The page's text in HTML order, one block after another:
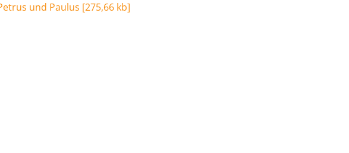
und Paulus [275,66 kb]